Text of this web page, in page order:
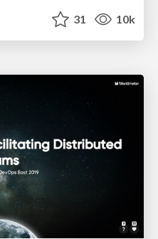
31 10k